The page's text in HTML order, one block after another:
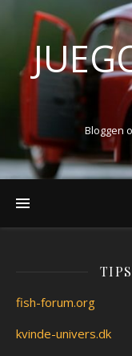
Bloggen
fish-forum.org
kvinde-univers.dk